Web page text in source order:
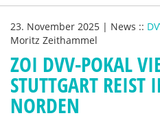
23. November 2025 | News ::
Moritz Zeithammel
ZOI DVV-POKAL
STUTTGART
NORDEN